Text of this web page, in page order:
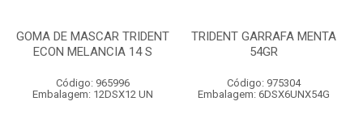
GOMA DE MASCAR TRIDENT
ECON MELANCIA 14 S
Código: 965996
Embalagem: 12DSX12 UN
TRIDENT GARRAFA MENTA
54GR
Código: 975304
Embalagem: 6DSX6UNX54G